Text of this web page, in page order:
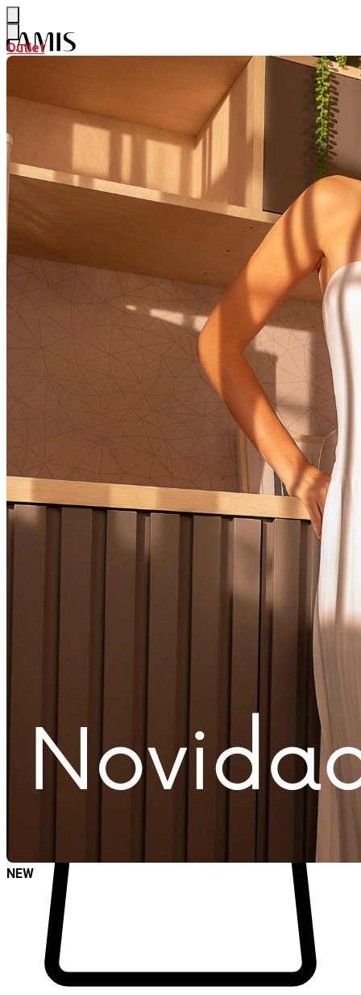
Outlet
NEW
Ver NEW
ALFAIATARIA
CURADORIA DE VERÃO
Ver PARTE DE CIMA
BODY & BLUSAS
CAMISAS & BATAS
CALÇAS & SHORTS
SAIAS
SAIAS CURTAS
SAIAS MIDI
SAIAS LONGAS
LOOK INTEIRO
Ver LOOK INTEIRO
CONJUNTOS
MACACÃO
VESTIDOS
VESTIDOS LONGOS
VESTIDOS MIDI & MÉDIOS
SOBREPOSIÇÃO
Ver SOBREPOSIÇÃO
BLAZER & SPENCER
CARDIGANS & SUÉTER